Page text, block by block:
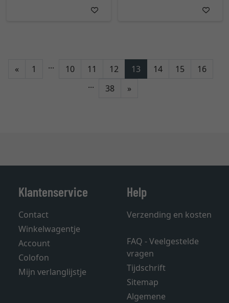
«Terug
1 ... 10 11 12 13 14 15
16
...
38 »Verder
Klantenservice
Contact
Winkelwagentje
Account
Colofon
Mijn verlanglijstje
Help
Verzending en kosten
FAQ - Veelgestelde
vragen
Tijdschrift
Sitemap
Algemene